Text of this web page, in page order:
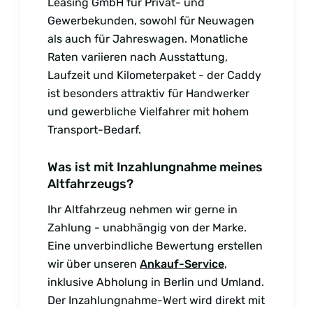
Gewerbekunden, sowohl für Neuwagen
als auch für Jahreswagen. Monatliche
Raten variieren nach Ausstattung,
Laufzeit und Kilometerpaket - der Caddy
ist besonders attraktiv für Handwerker
und gewerbliche Vielfahrer mit hohem
Transport-Bedarf.
Was ist mit Inzahlungnahme meines
Altfahrzeugs?
Ihr Altfahrzeug nehmen wir gerne in
Zahlung - unabhängig von der Marke.
Eine unverbindliche Bewertung erstellen
wir über unseren Ankauf-Service,
inklusive Abholung in Berlin und Umland.
Der Inzahlungnahme-Wert wird direkt mit